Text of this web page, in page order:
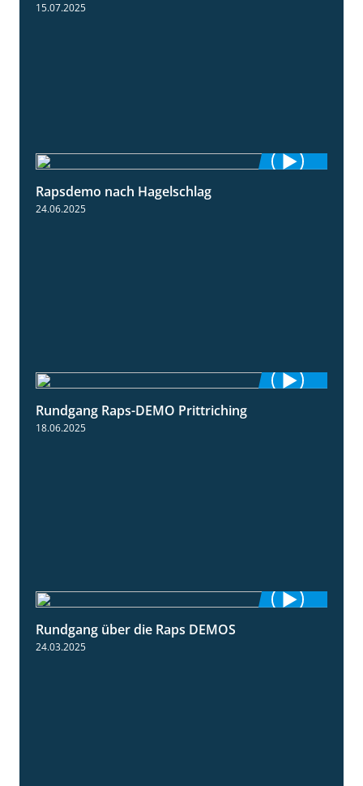
15.07.2025
Rapsdemo nach Hagelschlag
24.06.2025
Rundgang Raps-DEMO Prittriching
18.06.2025
Rundgang über die Raps DEMOS
24.03.2025